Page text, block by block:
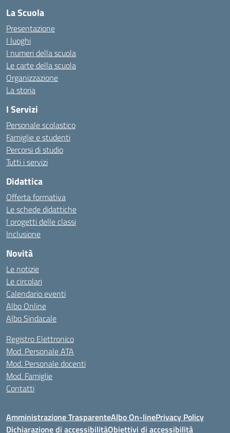
La Scuola
Presentazione
I luoghi
I numeri della scuola
Le carte della scuola
Organizzazione
La storia
I Servizi
Personale scolastico
Famiglie e studenti
Percorsi di studio
Tutti i servizi
Didattica
Offerta formativa
Le schede didattiche
I progetti delle classi
Inclusione
Novità
Le notizie
Le circolari
Calendario eventi
Albo Online
Albo Sindacale
Registro Elettronico
Mod. Personale ATA
Mod. Personale docenti
Mod. Famiglie
Contatti
Amministrazione TrasparenteAlbo On-linePrivacy Policy
Dichiarazione di accessibilitàObiettivi di accessibilità